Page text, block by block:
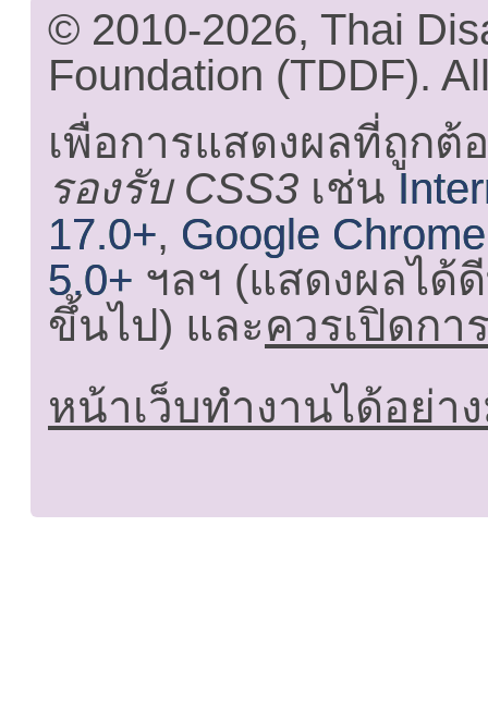
© 2010-2026, Thai
Foundation (TDDF).
เพื่อการแสดงผลที่ถูกต้
รองรับ CSS3 เช่น
17.0+, Google
5.0+ ฯลฯ (แสดงผลได้
ขึ้นไป) และควรเปิดกา
หน้าเว็บทำงานได้อย่า